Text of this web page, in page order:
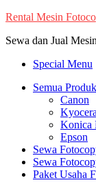
Skip
content
Rental Mesin
Sewa dan Jual
Special Menu
Semua Produk
Canon
Kyocera
Konica
Epson
Sewa
Sewa
Paket Usaha